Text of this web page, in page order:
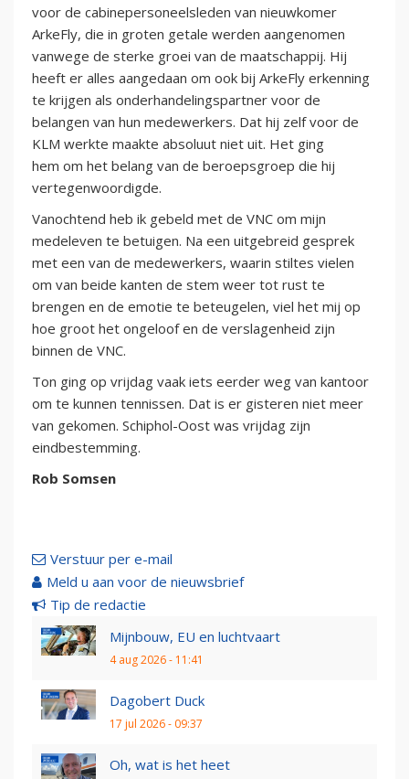
voor de cabinepersoneelsleden van nieuwkomer
ArkeFly, die in groten getale werden aangenomen
vanwege de sterke groei van de maatschappij. Hij
heeft er alles aangedaan om ook bij ArkeFly erkenning
te krijgen als onderhandelingspartner voor de
belangen van hun medewerkers. Dat hij zelf voor de
KLM werkte maakte absoluut niet uit. Het ging
hem om het belang van de beroepsgroep die hij
vertegenwoordigde.
Vanochtend heb ik gebeld met de VNC om mijn
medeleven te betuigen. Na een uitgebreid gesprek
met een van de medewerkers, waarin stiltes vielen
om van beide kanten de stem weer tot rust te
brengen en de emotie te beteugelen, viel het mij op
hoe groot het ongeloof en de verslagenheid zijn
binnen de VNC.
Ton ging op vrijdag vaak iets eerder weg van kantoor
om te kunnen tennissen. Dat is er gisteren niet meer
van gekomen. Schiphol-Oost was vrijdag zijn
eindbestemming.
Rob Somsen
Verstuur per e-mail
Meld u aan voor de nieuwsbrief
Tip de redactie
Mijnbouw, EU en luchtvaart
4 aug 2026 - 11:41
Dagobert Duck
17 jul 2026 - 09:37
Oh, wat is het heet